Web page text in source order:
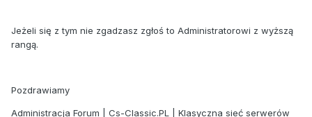
Jeżeli się z tym nie zgadzasz zgłoś to Administratorowi z wyższą
rangą.
Pozdrawiamy
Administracja Forum | Cs-Classic.PL | Klasyczna sieć serwerów